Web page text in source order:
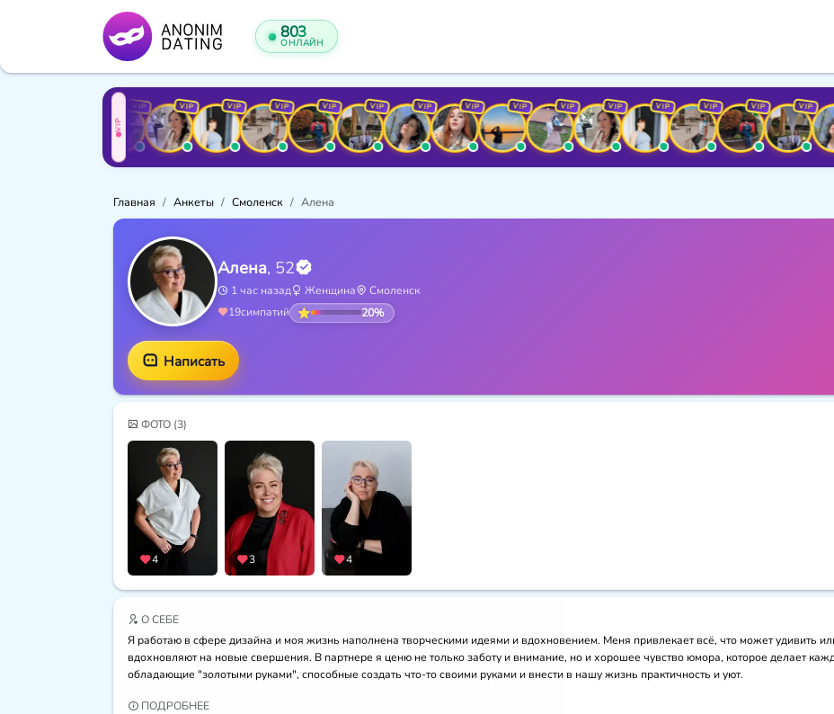
803
ОНЛАЙН
VIP
VIP VIP VIP VIP VIP VIP VIP VIP VIP VIP VIP VIP VIP VIP
Главная Анкеты Смоленск Алена
Алена, 52
1 час назад Женщина
Смоленск
19симпатий 20%
Написать
ФОТО (3)
4 3 4
О СЕБЕ
Я работаю в сфере дизайна и моя жизнь наполнена творческими идеями и вдохновением. Меня привлекает всё, что может удивить
вдохновляют на новые свершения. В партнере я ценю не только заботу и внимание, но и хорошее чувство юмора, которое делает
обладающие "золотыми руками", способные создать что-то своими руками и внести в нашу жизнь практичность и уют.
ПОДРОБНЕЕ